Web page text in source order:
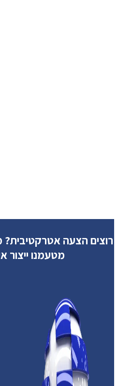
רוצים הצעה אטרקטיבית?
מטעמנו ייצור